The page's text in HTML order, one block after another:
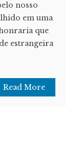
nosso
em uma
que
estrangeira
Read More